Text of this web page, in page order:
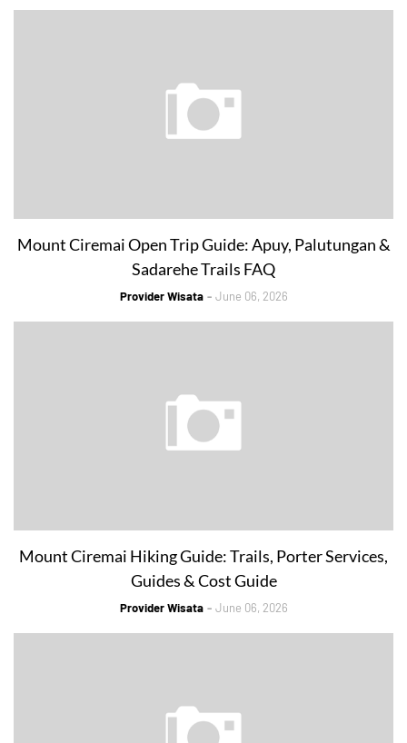
Mount Ciremai Open Trip Guide: Apuy, Palutungan &
Sadarehe Trails FAQ
Provider Wisata June 06, 2026
Mount Ciremai Hiking Guide: Trails, Porter Services,
Guides & Cost Guide
Provider Wisata June 06, 2026